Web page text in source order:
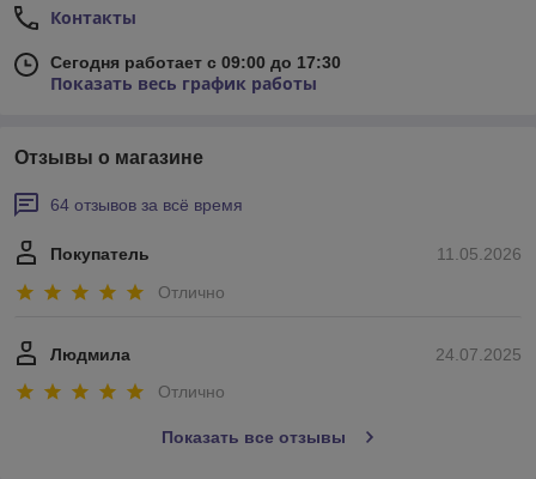
Контакты
Сегодня работает с 09:00 до 17:30
Показать весь график работы
Отзывы о магазине
64 отзывов за всё время
11.05.2026
Покупатель
Отлично
24.07.2025
Людмила
Отлично
Показать все отзывы